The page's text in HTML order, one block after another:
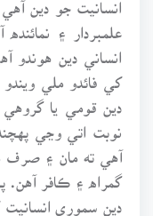
علمبردار ۽
انساني دين
کي فائدو ملي
دين قومي يا
نوبت اتي وڃي
آهي ته مان ۽ صرف
گمراه ۽ ڪافر آهن.
دين سموري